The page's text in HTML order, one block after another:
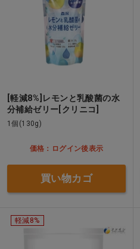
[軽減8%]レモンと乳酸菌の水
分補給ゼリー[クリニコ]
1個(130g)
価格：ログイン後表示
買い物カゴ
軽減8%